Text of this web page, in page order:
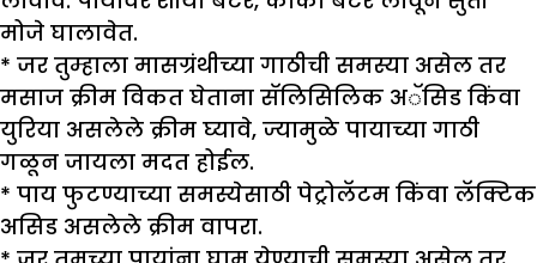
मोजे घालावेत.
* जर तुम्हाला मासग्रंथीच्या गाठीची समस्या असेल तर
मसाज क्रीम विकत घेताना सॅलिसिलिक अॅसिड किंवा
युरिया असलेले क्रीम घ्यावे, ज्यामुळे पायाच्या गाठी
गळून जायला मदत होईल.
* पाय फुटण्याच्या समस्येसाठी पेट्रोलॅटम किंवा लॅक्टिक
असिड असलेले क्रीम वापरा.